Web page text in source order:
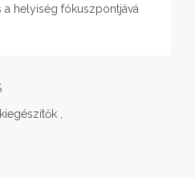
helyiség fókuszpontjává